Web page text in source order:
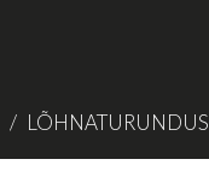
LÕHNATURUNDUS